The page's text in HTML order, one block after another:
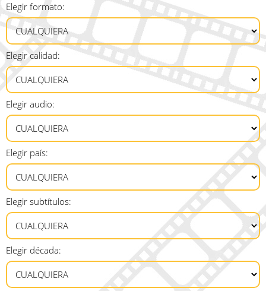
Elegir formato:
Elegir calidad:
Elegir audio:
Elegir país:
Elegir subtítulos:
Elegir década: